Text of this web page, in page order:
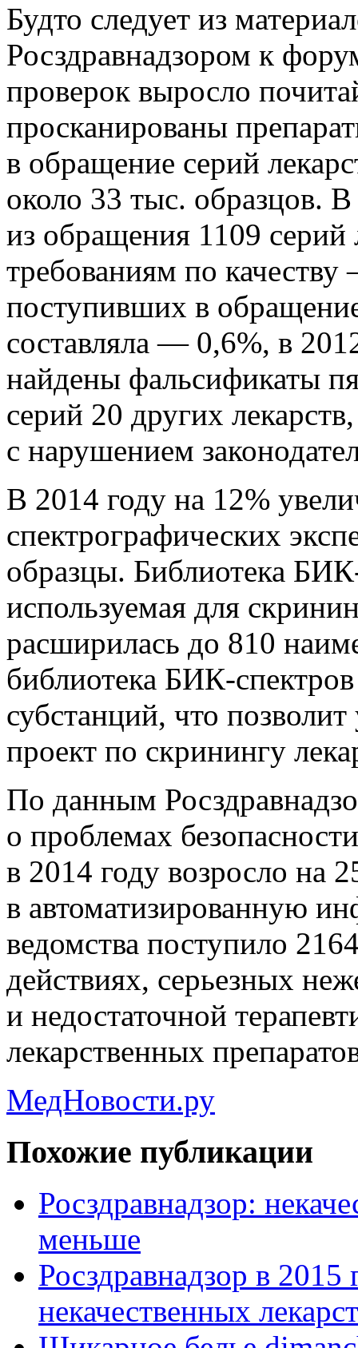
Будто следует из
Росздравнадзором к
проверок выросло
просканированы
в обращение серий
около 33 тыс. образцов. В
из обращения 1109 серий
требованиям по
поступивших в
составляла — 0,6%, в
найдены фальсификаты
серий 20 других
с нарушением
В 2014 году на 12%
спектрографических
образцы. Библиотека
используемая для
расширилась до 810
библиотека БИК-
субстанций, что
проект по скринингу
По данным
о проблемах
в 2014 году возросло на
в автоматизированную
ведомства поступило
действиях, серьезных
и недостаточной
лекарственных
МедНовости.ру
Похожие публикации
Росздравнадзор:
меньше
Росздравнадзор в 2015
некачественных